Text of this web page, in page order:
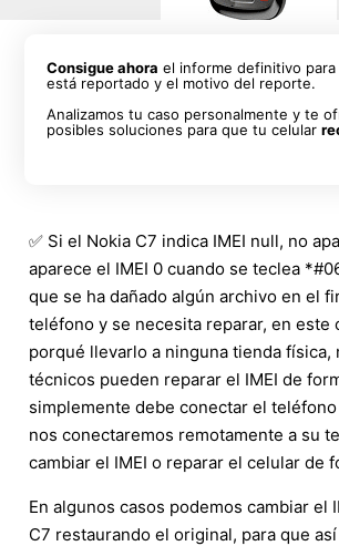
Consigue ahora el informe definitivo para
está reportado y el motivo del reporte.
Analizamos tu caso personalmente y te
posibles soluciones para que tu celular
✅ Si el Nokia C7 indica IMEI null, no
aparece el IMEI 0 cuando se teclea
que se ha dañado algún archivo en el
teléfono y se necesita reparar, en este
porqué llevarlo a ninguna tienda física,
técnicos pueden reparar el IMEI de
simplemente debe conectar el
nos conectaremos remotamente a su
cambiar el IMEI o reparar el celular de
En algunos casos podemos cambiar el
C7 restaurando el original, para que